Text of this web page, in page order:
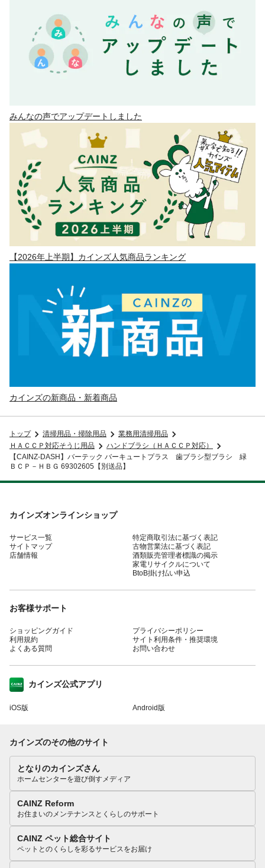
みんなの声でアップデートしました
【2026年上半期】カインズ人気商品ランキング
カインズの新商品・新着商品
トップ 清掃用品・掃除用品
業務用清掃用品
ＨＡＣＣＰ対応そうじ用品
ハンドブラシ（ＨＡＣＣＰ対応）
【CAINZ-DASH】バーテック バーキュートプラス 歯ブラシ型ブラシ 緑
ＢＣＰ－ＨＢＧ 69302605【別送品】
カインズオンラインショップ
サービス一覧
サイトマップ
店舗情報
特定商取引法に基づく表記
古物営業法に基づく表記
酒類販売管理者標識の掲示
家電リサイクルについて
BtoB掛け払い申込
お客様サポート
ショッピングガイド
利用規約
よくある質問
プライバシーポリシー
サイト利用条件・推奨環境
お問い合わせ
カインズ公式アプリ
iOS版 Android版
カインズのその他のサイト
となりのカインズさん
ホームセンターを遊び倒すメディア
CAINZ Reform
お住まいのメンテナンスとくらしのサポート
CAINZ ペット総合サイト
ペットとのくらしを彩るサービスをお届け